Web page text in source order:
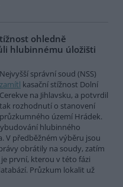
ohledně
hlubinnému úložišti
Nejvyšší správní soud (NSS)
zamítl kasační stížnost Dolní
Cerekve na Jihlavsku, a potvrdil
tak rozhodnutí o stanovení
průzkumného území Hrádek.
hlubinného
V předběžném výběru jsou
obrátily na soudy, zatím
první, kterou v této fázi
Průzkum lokalit už